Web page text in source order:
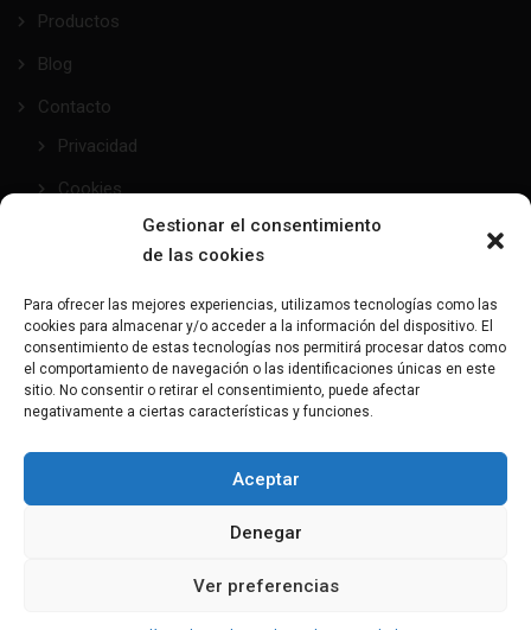
Gestionar el consentimiento
de las cookies
Para ofrecer las mejores experiencias, utilizamos tecnologías como las
cookies para almacenar y/o acceder a la información del dispositivo. El
consentimiento de estas tecnologías nos permitirá procesar datos como
el comportamiento de navegación o las identificaciones únicas en este
sitio. No consentir o retirar el consentimiento, puede afectar
negativamente a ciertas características y funciones.
Aceptar
Denegar
Ver preferencias
Productos
Blog
Contacto
Privacidad
Cookies
taller@mundofetish.com
Envía un email
(+34) 681 104 993
C/Maresme, 28 - 08191 - Rubí
Aquí nos encontrarás
Copyright 2023-2025 MundoFetish, All rights reserved. Powered